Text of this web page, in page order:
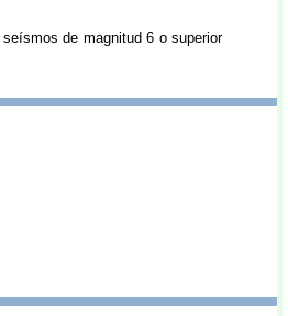
de magnitud 6 o superior